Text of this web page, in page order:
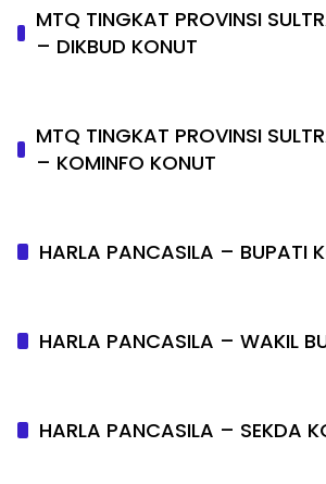
MTQ TINGKAT PROVINSI
– DIKBUD KONUT
MTQ TINGKAT PROVINSI
– KOMINFO KONUT
HARLA PANCASILA – BUPATI
HARLA PANCASILA – WAKIL
HARLA PANCASILA – SEKDA